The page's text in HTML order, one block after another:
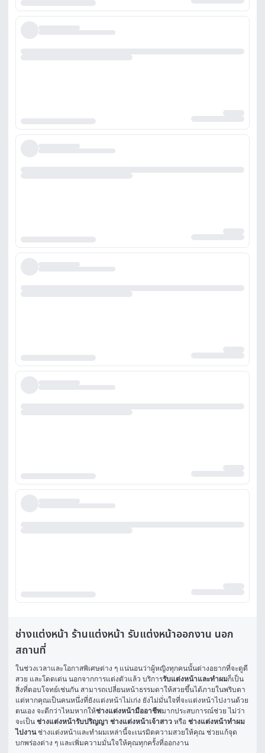
ช่างแต่งหน้า ร้านแต่งหน้า รับแต่งหน้าออกงาน นอก
สถานที่
ในช่วงเวลาและโอกาสพิเศษต่าง ๆ แน่นอนว่าผู้หญิงทุกคนนั้นต่างอยากที่จะดูดี
สวย และโดดเด่น นอกจากการแต่งตัวแล้ว บริการรับแต่งหน้าและทำผมก็เป็น
สิ่งที่ตอบโจทย์เช่นกัน สามารถเปลี่ยนหน้าธรรมดาให้สวยขึ้นได้ภายในพริบตา
แต่หากคุณเป็นคนหนึ่งที่ยังแต่งหน้าไม่เก่ง ยังไม่มั่นใจที่จะแต่งหน้าไปงานด้วย
ตนเอง จะดีกว่าไหมหากให้ช่างแต่งหน้ามืออาชีพมากประสบการณ์ช่วย ไม่ว่า
จะเป็น ช่างแต่งหน้ารับปริญญา ช่างแต่งหน้าเจ้าสาว หรือ ช่างแต่งหน้าทำผม
ไปงาน ช่างแต่งหน้าและทำผมเหล่านี้จะเนรมิตความสวยให้คุณ ช่วยแก้จุด
บกพร่องต่าง ๆ และเพิ่มความมั่นใจให้คุณทุกครั้งที่ออกงาน